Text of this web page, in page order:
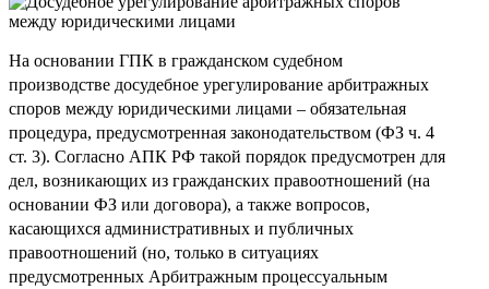
На основании ГПК в гражданском судебном
производстве досудебное урегулирование арбитражных
споров между юридическими лицами – обязательная
процедура, предусмотренная законодательством (ФЗ ч. 4
ст. 3). Согласно АПК РФ такой порядок предусмотрен для
дел, возникающих из гражданских правоотношений (на
основании ФЗ или договора), а также вопросов,
касающихся административных и публичных
правоотношений (но, только в ситуациях
предусмотренных Арбитражным процессуальным